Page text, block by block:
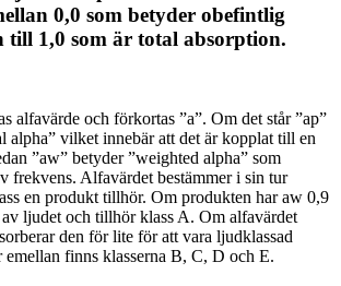
0,0 som betyder obefintlig
till 1,0 som är total absorption.
alfavärde och förkortas ”a”. Om det står ”ap”
alpha” vilket innebär att det är kopplat till en
”aw” betyder ”weighted alpha” som
frekvens. Alfavärdet bestämmer i sin tur
en produkt tillhör. Om produkten har aw 0,9
ljudet och tillhör klass A. Om alfavärdet
den för lite för att vara ljudklassad
finns klasserna B, C, D och E.